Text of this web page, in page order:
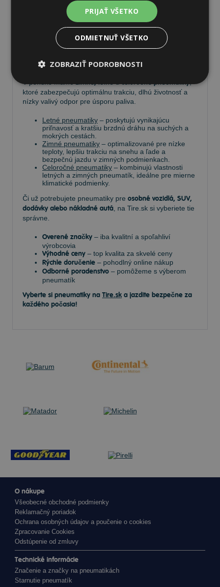
a úspornú jazdu. Na
nájdete široký výber
pneumatík pre rôzne typy vozidiel a jazdných
Ponúkameprémiové značky, akoContinental ,Barum
Michelin ,Pirelli,DunlopaNokian.
V ponuke máme zimné, letné a celoročné pneumatiky
ktoré zabezpečujú optimálnu trakciu, dlhú životnosť a
nízky valivý odpor pre úsporu paliva.
Letné pneumatiky – poskytujú vynikajúcu
priľnavosť a kratšiu brzdnú dráhu na suchých a
mokrých cestách.
Zimné pneumatiky – optimalizované pre nízke
teploty, lepšiu trakciu na snehu a ľade a
bezpečnú jazdu v zimných podmienkach.
Celoročné pneumatiky – kombinujú vlastnosti
letných a zimných pneumatík, ideálne pre mierne
klimatické podmienky.
Či už potrebujete pneumatiky pre osobné vozidlá, SUV,
dodávky alebo nákladné autá , na Tire.sk si vyberiete tie
správne.
Overené značky – iba kvalitní a spoľahliví
výrobcovia
Výhodné ceny – top kvalita za skvelé ceny
Rýchle doručenie – pohodlný online nákup
Odborné poradenstvo – pomôžeme s výberom
pneumatík
Vyberte si pneumatiky na Tire.sk a jazdite bezpečne za
každého počasia!
O nákupe
Všeobecné obchodné podmienky
Reklamačný poriadok
Ochrana osobných údajov a poučenie o cookies
Zpracovanie Cookies
Odstúpenie od zmluvy
Technické informácie
Značenie a značky na pneumatikách
Starnutie pneumatík
PRIJAŤ VŠETKO
ODMIETNUŤ VŠETKO
ZOBRAZIŤ PODROBNOSTI